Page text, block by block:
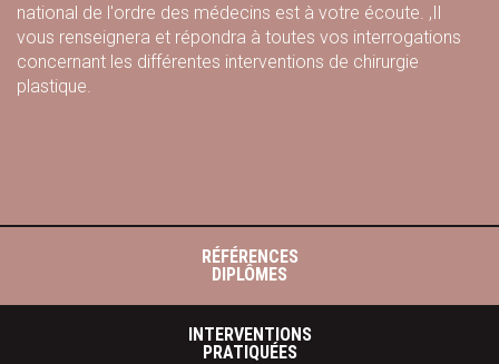
national de l'ordre des médecins est à votre écoute. ,Il
vous renseignera et répondra à toutes vos interrogations
concernant les différentes interventions de chirurgie
plastique.
RÉFÉRENCES
DIPLÔMES
INTERVENTIONS
PRATIQUÉES